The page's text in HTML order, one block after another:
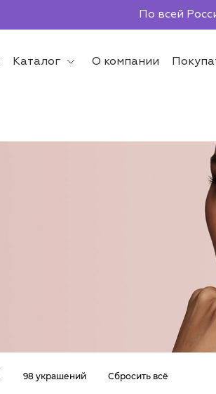
Бесплатная
Каталог О компании
98 украшений Сбросить всё